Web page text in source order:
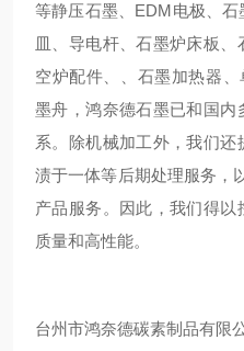
等静压石墨、EDM电极、
皿、导电杆、石墨炉床板
空炉配件、、石墨加热器
墨舟，鸿奈德石墨已和国内
系。除机械加工外，我们
渍于一体等后期处理服务，
产品服务。因此，我们得
质量和高性能。
台州市鸿奈德碳素制品有限